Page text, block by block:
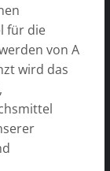
für die
von A
wird das